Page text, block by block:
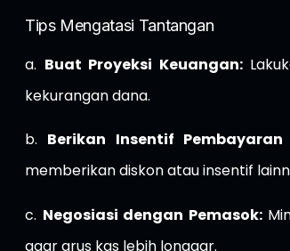
Tips Mengatasi Tantangan
a. Buat Proyeksi Keuangan:
kekurangan dana.
b. Berikan Insentif Pembayaran
memberikan diskon atau insentif
c. Negosiasi dengan Pemasok:
agar arus kas lebih longgar.